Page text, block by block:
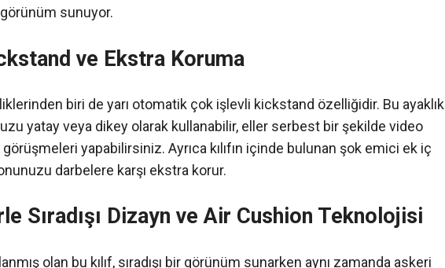
görünüm sunuyor.
ve Ekstra Koruma
biri de yarı otomatik çok işlevli kickstand özelliğidir. Bu ayaklık
yatay veya dikey olarak kullanabilir, eller serbest bir şekilde video
yapabilirsiniz. Ayrıca kılıfın içinde bulunan şok emici ek iç
darbelere karşı ekstra korur.
Sıradışı Dizayn ve Air Cushion Teknolojisi
olan bu kılıf, sıradışı bir görünüm sunarken aynı zamanda askeri